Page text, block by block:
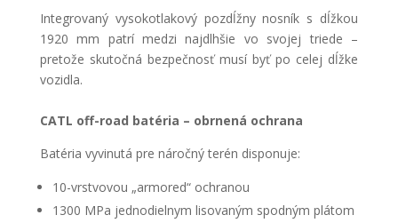
Integrovaný vysokotlakový pozdĺžny nosník s dĺžkou
1920 mm patrí medzi najdlhšie vo svojej triede –
pretože skutočná bezpečnosť musí byť po celej dĺžke
vozidla.
CATL off-road batéria – obrnená ochrana
Batéria vyvinutá pre náročný terén disponuje:
10-vrstvovou „armored“ ochranou
1300 MPa jednodielnym lisovaným spodným plátom